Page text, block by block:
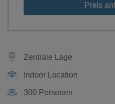
Preis
Zentrale Lage
Indoor Location
300 Personen